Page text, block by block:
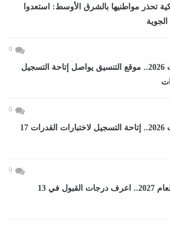
تحذر مواطنيها بالشرق الأوسط: استعدوا
0
تنسيق الجامعات 2026.. موقع التنسيق يواصل إتاحة التسجيل
0
تنسيق الجامعات 2026.. إتاحة التسجيل لاختبارات القدرات 17
0
تنسيق الثانوى العام 2027.. اعرف درجات القبول في 13